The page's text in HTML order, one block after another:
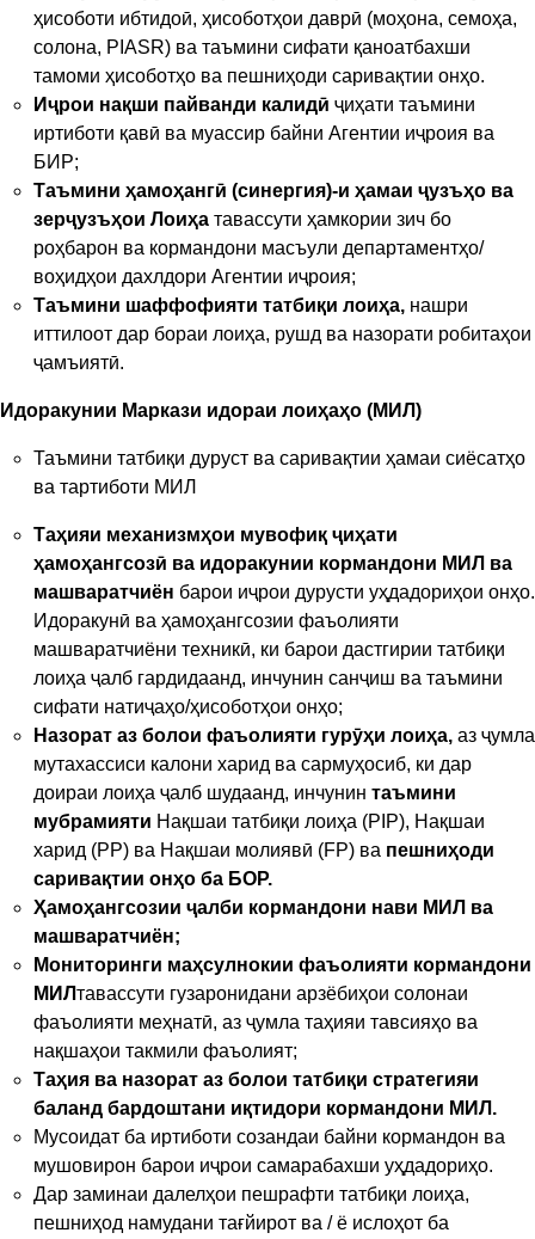
ҳисоботи ибтидоӣ, ҳисоботҳои даврӣ (моҳона, семоҳа,
солона, PIASR) ва таъмини сифати қаноатбахши
тамоми ҳисоботҳо ва пешниҳоди саривақтии онҳо.
Иҷрои нақши пайванди калидӣ ҷиҳати таъмини
иртиботи қавӣ ва муассир байни Агентии иҷроия ва
БИР;
Таъмини ҳамоҳангӣ (синергия)-и ҳамаи ҷузъҳо ва
зерҷузъҳои Лоиҳа тавассути ҳамкории зич бо
роҳбарон ва кормандони масъули департаментҳо/
воҳидҳои дахлдори Агентии иҷроия;
Таъмини шаффофияти татбиқи лоиҳа, нашри
иттилоот дар бораи лоиҳа, рушд ва назорати робитаҳои
ҷамъиятӣ.
Идоракунии Маркази идораи лоиҳаҳо (МИЛ)
Таъмини татбиқи дуруст ва саривақтии ҳамаи сиёсатҳо
ва тартиботи МИЛ
Таҳияи механизмҳои мувофиқ ҷиҳати
ҳамоҳангсозӣ ва идоракунии кормандони МИЛ ва
машваратчиён барои иҷрои дурусти уҳдадориҳои онҳо.
Идоракунӣ ва ҳамоҳангсозии фаъолияти
машваратчиёни техникӣ, ки барои дастгирии татбиқи
лоиҳа ҷалб гардидаанд, инчунин санҷиш ва таъмини
сифати натиҷаҳо/ҳисоботҳои онҳо;
Назорат аз болои фаъолияти гурӯҳи лоиҳа, аз ҷумла
мутахассиси калони харид ва сармуҳосиб, ки дар
доираи лоиҳа ҷалб шудаанд, инчунин таъмини
мубрамияти Нақшаи татбиқи лоиҳа (PIP), Нақшаи
харид (PP) ва Нақшаи молиявӣ (FP) ва пешниҳоди
саривақтии онҳо ба БОР.
Ҳамоҳангсозии ҷалби кормандони нави МИЛ ва
машваратчиён;
Мониторинги маҳсулнокии фаъолияти кормандони
МИЛтавассути гузаронидани арзёбиҳои солонаи
фаъолияти меҳнатӣ, аз ҷумла таҳияи тавсияҳо ва
нақшаҳои такмили фаъолият;
Таҳия ва назорат аз болои татбиқи стратегияи
баланд бардоштани иқтидори кормандони МИЛ .
Мусоидат ба иртиботи созандаи байни кормандон ва
мушовирон барои иҷрои самарабахши уҳдадориҳо.
Дар заминаи далелҳои пешрафти татбиқи лоиҳа,
пешниҳод намудани тағйирот ва / ё ислоҳот ба